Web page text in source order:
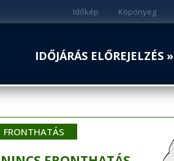
Köpönyeg
Időkép
IDŐJÁRÁS ELŐREJELZÉS »
FRONTHATÁS